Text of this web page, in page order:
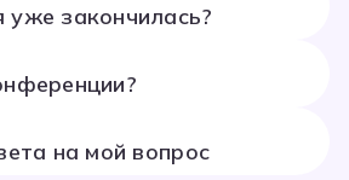
закончилась?
на мой вопрос